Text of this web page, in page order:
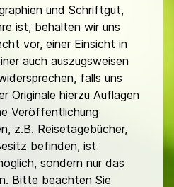
und Schriftgut,
ist, behalten wir uns
vor, einer Einsicht in
auch auszugsweisen
falls uns
Originale hierzu Auflagen
Veröffentlichung
z.B. Reisetagebücher,
befinden, ist
sondern nur das
Bitte beachten Sie